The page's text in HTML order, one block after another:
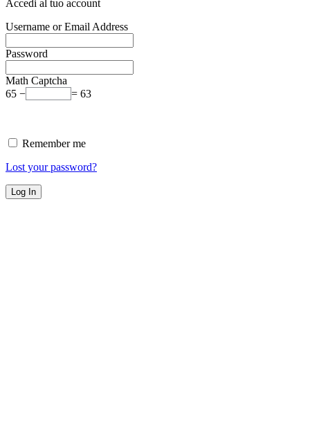
Accedi al tuo account
Username or Email Address
Password
Math Captcha
65 −
= 63
Remember me
Lost your password?